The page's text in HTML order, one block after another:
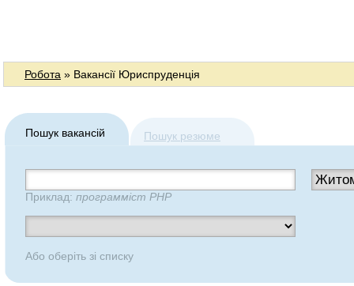
Робота » Вакансії Юриспруденція
Пошук вакансій Пошук резюме
Приклад: программіст PHP
Або оберіть зі списку